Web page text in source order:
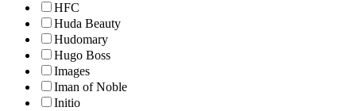
HFC
Huda Beauty
Hudomary
Hugo Boss
Images
Iman of Noble
Initio